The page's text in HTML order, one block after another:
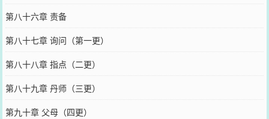
第八十六章 责备
第八十七章 询问（第一更）
第八十八章 指点（二更）
第八十九章 丹师（三更）
第九十章 父母（四更）